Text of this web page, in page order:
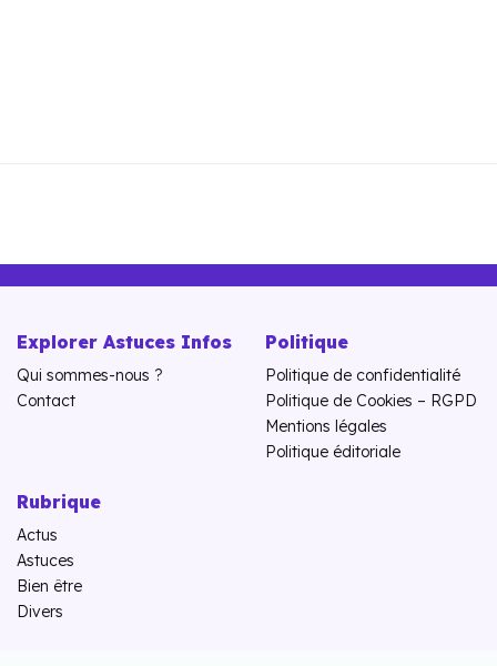
Explorer Astuces Infos
Qui sommes-nous ?
Contact
Politique
Politique de confidentialité
Politique de Cookies – RGPD
Mentions légales
Politique éditoriale
Rubrique
Actus
Astuces
Bien être
Divers